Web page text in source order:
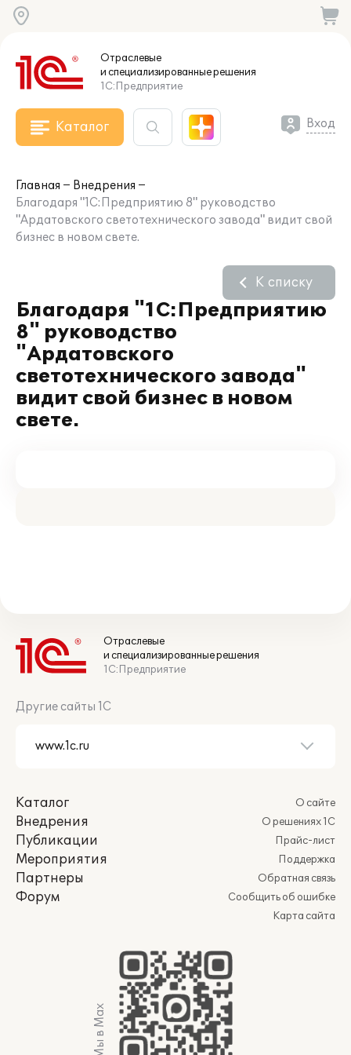
Отраслевые
и специализированныерешения
1С:Предприятие
Каталог Вход
Главная
Внедрения
Благодаря "1С:Предприятию 8" руководство
"Ардатовского светотехнического завода" видит свой
бизнес в новом свете.
Благодаря "1С:Предприятию
8" руководство
"Ардатовского
светотехнического завода"
видит свой бизнес в новом
свете.
К списку
Отраслевые
и специализированные решения
1С:Предприятие
Другие сайты 1С
Каталог
Внедрения
Публикации
Мероприятия
Партнеры
Форум
О сайте
О решениях 1С
Прайс-лист
Поддержка
Обратная связь
Сообщить об ошибке
Карта сайта
Мы в Max